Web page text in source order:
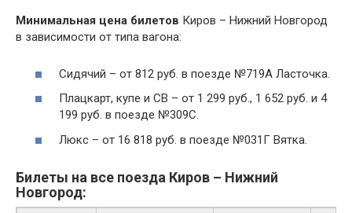
Минимальная цена билетов Киров – Нижний Новгород
в зависимости от типа вагона:
Сидячий – от 812 руб. в поезде №719А Ласточка.
Плацкарт, купе и СВ – от 1 299 руб., 1 652 руб. и 4
199 руб. в поезде №309С.
Люкс – от 16 818 руб. в поезде №031Г Вятка.
Билеты на все поезда Киров – Нижний
Новгород: